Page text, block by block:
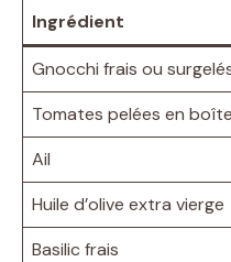
Ingrédient
Gnocchi frais ou
Tomates pelées en boîte
Ail
Huile d’olive extra vierge
Basilic frais